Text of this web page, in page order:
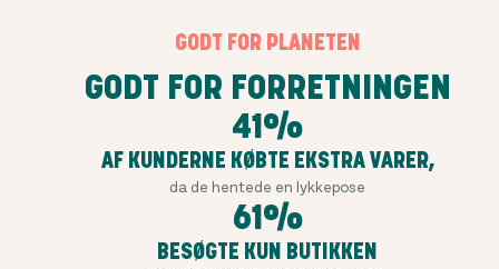
GODT FOR PLANETEN
GODT FOR FORRETNINGEN
41%
AF KUNDERNE KØBTE EKSTRA VARER,
da de hentede en lykkepose
61%
BESØGTE KUN BUTIKKEN